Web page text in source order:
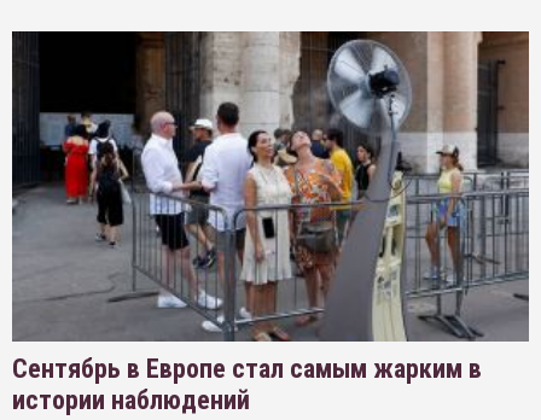
Сентябрь в Европе стал самым жарким в
истории наблюдений